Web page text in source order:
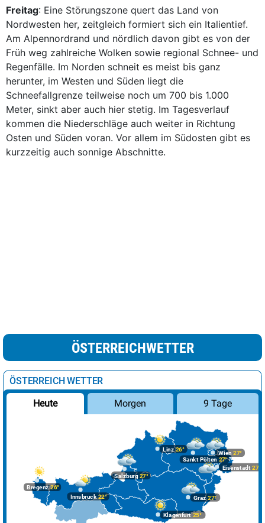
Freitag: Eine Störungszone quert das Land von
Nordwesten her, zeitgleich formiert sich ein Italientief.
Am Alpennordrand und nördlich davon gibt es von der
Früh weg zahlreiche Wolken sowie regional Schnee- und
Regenfälle. Im Norden schneit es meist bis ganz
herunter, im Westen und Süden liegt die
Schneefallgrenze teilweise noch um 700 bis 1.000
Meter, sinkt aber auch hier stetig. Im Tagesverlauf
kommen die Niederschläge auch weiter in Richtung
Osten und Süden voran. Vor allem im Südosten gibt es
kurzzeitig auch sonnige Abschnitte.
ÖSTERREICHWETTER
ÖSTERREICH WETTER
Heute Morgen 9 Tage
Bregenz26°
Graz27°
Innsbruck22°
Klagenfurt 25°
Linz26°
Salzburg27°
Wien 27°
Eisenstadt 27°
Sankt Pölten 27°